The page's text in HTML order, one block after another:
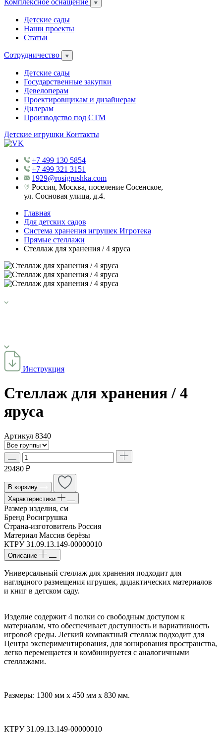
Комплексное оснащение
Детские сады
Наши проекты
Статьи
Сотрудничество
Детские сады
Государственные закупки
Девелоперам
Проектировщикам и дизайнерам
Дилерам
Производство под СТМ
Детские игрушки Контакты
+7 499 130 5854
+7 499 321 3151
1929@rosigrushka.com
Россия, Москва, поселение Сосенское,
ул. Сосновая улица, д.4.
Главная
Для детских садов
Система хранения игрушек Игротека
Прямые стеллажи
Стеллаж для хранения / 4 яруса
Инструкция
Стеллаж для хранения / 4
яруса
Артикул 8340
29480 ₽
В корзину
Характеристики
Размер изделия, см
Бренд Росигрушка
Страна-изготовитель Россия
Материал Массив берёзы
КТРУ 31.09.13.149-00000010
Описание
Универсальный стеллаж для хранения подходит для
наглядного размещения игрушек, дидактических материалов
и книг в детском саду.
Изделие содержит 4 полки со свободным доступом к
материалам, что обеспечивает доступность и вариативность
игровой среды. Легкий компактный стеллаж подходит для
Центра экспериментирования, для зонирования пространства,
легко перемещается и комбинируется с аналогичными
стеллажами.
Размеры: 1300 мм х 450 мм х 830 мм.
КТРУ 31.09.13.149-00000010